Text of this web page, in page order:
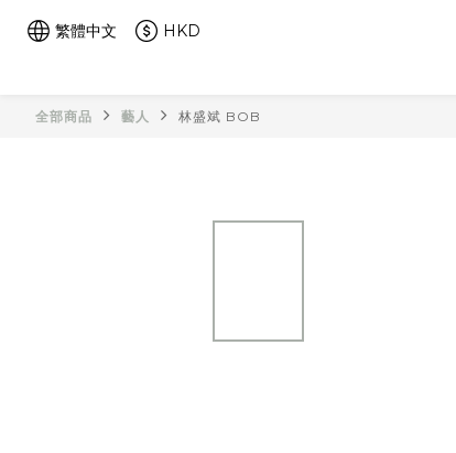
繁體中文
HKD
全部商品 藝人 林盛斌 BOB